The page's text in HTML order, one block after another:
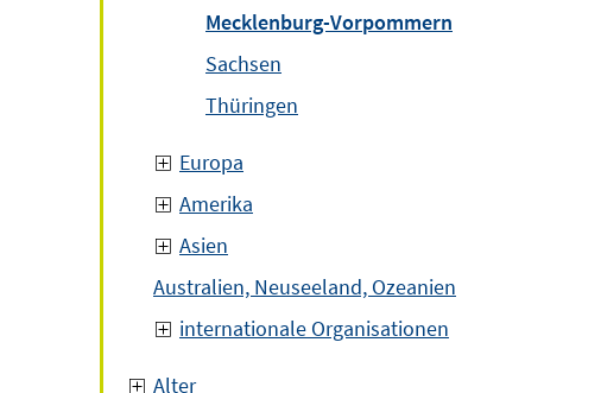
Mecklenburg-Vorpommern
Sachsen
Thüringen
Europa
Amerika
Asien
Australien, Neuseeland, Ozeanien
internationale Organisationen
Alter